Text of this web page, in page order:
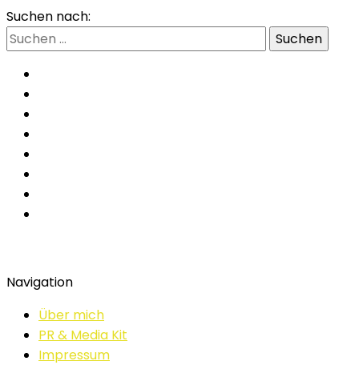
Suchen nach:
Navigation
Über mich
PR & Media Kit
Impressum